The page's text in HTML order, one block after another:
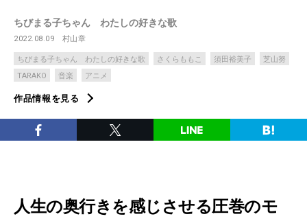
ちびまる子ちゃん わたしの好きな歌
2022.08.09 村山章
ちびまる子ちゃん わたしの好きな歌 さくらももこ 須田裕美子
芝山努
TARAKO
音楽 アニメ
作品情報を見る
人生の奥行きを感じさせる圧巻のモ